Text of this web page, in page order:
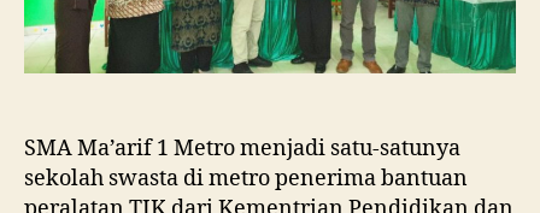
Bantuan
Peralatan
TIK
Di
Kota
Metro
SMA Ma’arif 1 Metro menjadi satu-satunya
sekolah swasta di metro penerima bantuan